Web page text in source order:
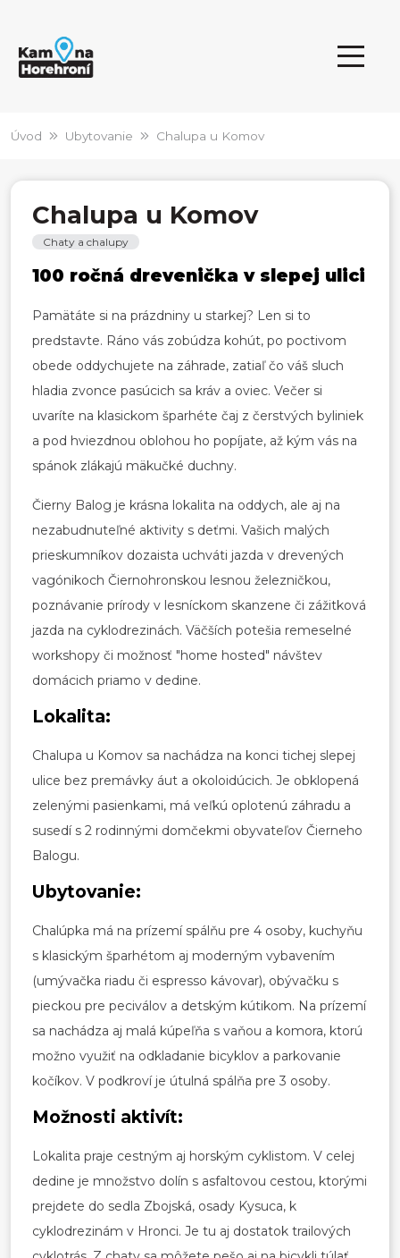
Úvod Ubytovanie Chalupa u Komov
Chalupa u Komov
Chaty a chalupy
100 ročná drevenička v slepej ulici
Pamätáte si na prázdniny u starkej? Len si to
predstavte. Ráno vás zobúdza kohút, po poctivom
obede oddychujete na záhrade, zatiaľ čo váš sluch
hladia zvonce pasúcich sa kráv a oviec. Večer si
uvaríte na klasickom šparhéte čaj z čerstvých byliniek
a pod hviezdnou oblohou ho popíjate, až kým vás na
spánok zlákajú mäkučké duchny.
Čierny Balog je krásna lokalita na oddych, ale aj na
nezabudnuteľné aktivity s deťmi. Vašich malých
prieskumníkov dozaista uchváti jazda v drevených
vagónikoch Čiernohronskou lesnou železničkou,
poznávanie prírody v lesníckom skanzene či zážitková
jazda na cyklodrezinách. Väčších potešia remeselné
workshopy či možnosť "home hosted" návštev
domácich priamo v dedine.
Lokalita:
Chalupa u Komov sa nachádza na konci tichej slepej
ulice bez premávky áut a okoloidúcich. Je obklopená
zelenými pasienkami, má veľkú oplotenú záhradu a
susedí s 2 rodinnými domčekmi obyvateľov Čierneho
Balogu.
Ubytovanie:
Chalúpka má na prízemí spálňu pre 4 osoby, kuchyňu
s klasickým šparhétom aj moderným vybavením
(umývačka riadu či espresso kávovar), obývačku s
pieckou pre peciválov a detským kútikom. Na prízemí
sa nachádza aj malá kúpeľňa s vaňou a komora, ktorú
možno využiť na odkladanie bicyklov a parkovanie
kočíkov. V podkroví je útulná spálňa pre 3 osoby.
Možnosti aktivít:
Lokalita praje cestným aj horským cyklistom. V celej
dedine je množstvo dolín s asfaltovou cestou, ktorými
prejdete do sedla Zbojská, osady Kysuca, k
cyklodrezinám v Hronci. Je tu aj dostatok trailových